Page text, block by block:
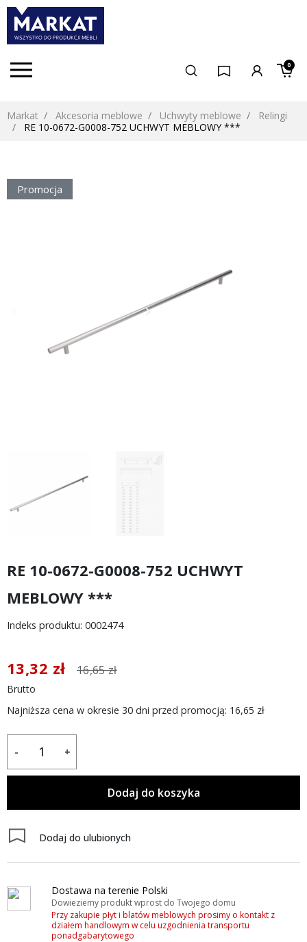
0
Markat Akcesoria meblowe Uchwyty meblowe
Relingi
RE 10-0672-G0008-752 UCHWYT MEBLOWY ***
Promocja
Następny
keyboard_arrow_right
RE 10-0672-G0008-752 UCHWYT
MEBLOWY ***
Indeks produktu: 0002474
13,32 zł 16,65 zł
Brutto
Najniższa cena w okresie 30 dni przed promocją: 16,65 zł
- +
Dodaj do koszyka
Dodaj do ulubionych
Dostawa na terenie Polski
Dowieziemy produkt wprost do Twojego domu
Przy zakupie płyt i blatów meblowych prosimy o kontakt z
działem handlowym w celu uzgodnienia transportu
ponadgabarytowego